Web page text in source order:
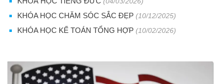
KHÓA HỌC CHĂM SÓC SẮC ĐẸP (10/12/2025)
KHÓA HỌC KẾ TOÁN TỔNG HỢP (10/02/2026)